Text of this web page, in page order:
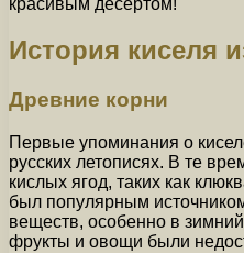
История киселя
Древние корни
Первые упоминания о
русских летописях. В те
кислых ягод, таких как
был популярным
веществ, особенно в
фрукты и овощи были